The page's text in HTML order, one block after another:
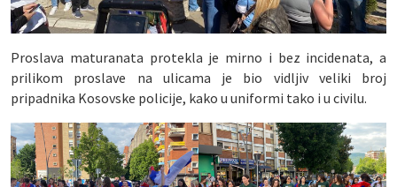
Proslava maturanata protekla je mirno i bez incidenata, a
prilikom proslave na ulicama je bio vidljiv veliki broj
pripadnika Kosovske policije, kako u uniformi tako i u civilu.